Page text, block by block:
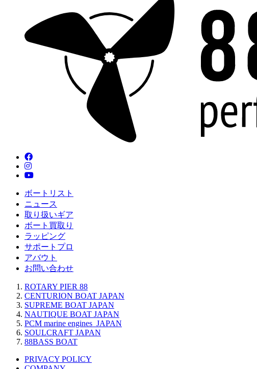
ボートリスト
ニュース
取り扱いギア
ボート買取り
ラッピング
サポートプロ
アバウト
お問い合わせ
ROTARY PIER 88
CENTURION BOAT JAPAN
SUPREME BOAT JAPAN
NAUTIQUE BOAT JAPAN
PCM marine engines JAPAN
SOULCRAFT JAPAN
88BASS BOAT
PRIVACY POLICY